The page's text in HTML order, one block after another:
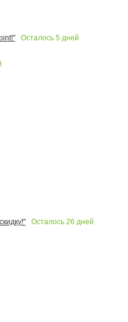
Осталось 5 дней
Осталось 26 дней